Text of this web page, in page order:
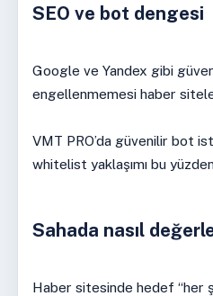
SEO ve bot dengesi
Google ve Yandex gibi
engellenmemesi haber
VMT PRO’da güvenilir bot
whitelist yaklaşımı bu
Sahada nasıl
Haber sitesinde hedef “her